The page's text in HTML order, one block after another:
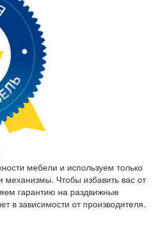
мебели и используем только
Чтобы избавить вас от
гарантию на раздвижные
в зависимости от производителя.